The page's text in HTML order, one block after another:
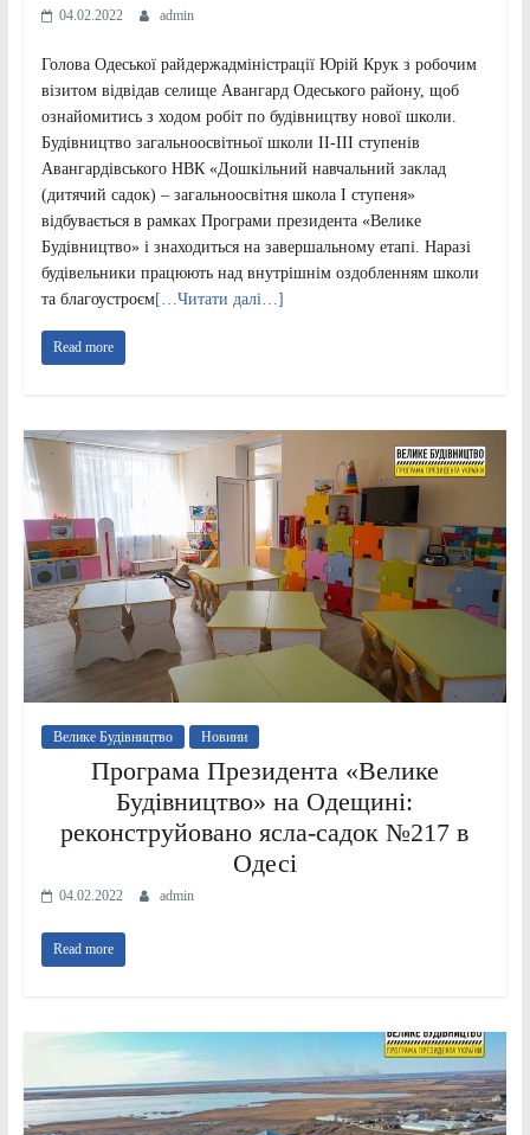
04.02.2022 admin
Голова Одеської райдержадміністрації Юрій Крук з робочим
візитом відвідав селище Авангард Одеського району, щоб
ознайомитись з ходом робіт по будівництву нової школи.
Будівництво загальноосвітньої школи ІІ-ІІІ ступенів
Авангардівського НВК «Дошкільний навчальний заклад
(дитячий садок) – загальноосвітня школа І ступеня»
відбувається в рамках Програми президента «Велике
Будівництво» і знаходиться на завершальному етапі. Наразі
будівельники працюють над внутрішнім оздобленням школи
та благоустроєм[…Читати далі…]
Read more
Велике Будівництво Новини
Програма Президента «Велике
Будівництво» на Одещині:
реконструйовано ясла-садок №217 в
Одесі
04.02.2022 admin
Read more